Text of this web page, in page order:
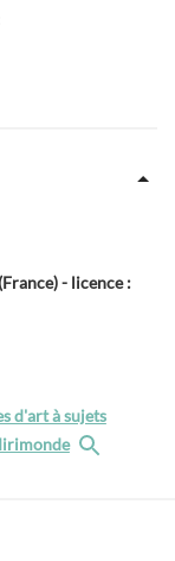
- licence :
d'art à sujets